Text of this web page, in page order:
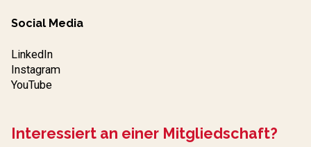
Social Media
LinkedIn
Instagram
YouTube
Interessiert an einer Mitgliedschaft?